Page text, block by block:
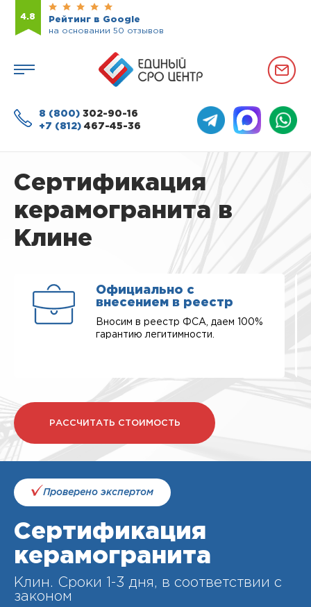
4.8
Рейтинг в Google
на основании 50 отзывов
8 (800) 302-90-16
+7 (812) 467-45-36
Сертификация
керамогранита в
Клине
Официально с
внесением в реестр
Вносим в реестр ФСА, даем 100%
гарантию легитимности.
РАССЧИТАТЬ СТОИМОСТЬ
Проверено экспертом
Сертификация
керамогранита
Клин. Cроки 1-3 дня, в соответствии с
законом